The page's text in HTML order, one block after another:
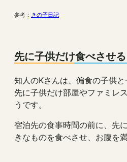
参考： きの子日記
先に子供だけ食べさせる
知人のKさんは、偏食の子供と
先に子供だけ部屋やファミレ
うです。
宿泊先の食事時間の前に、先
きなものを食べさせ、お腹を